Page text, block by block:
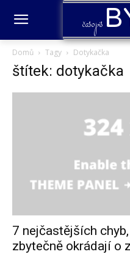
časopis
Domů Tagy Dotykačka
štítek: dotykačka
7 nejčastějších
zbytečně okrádají o